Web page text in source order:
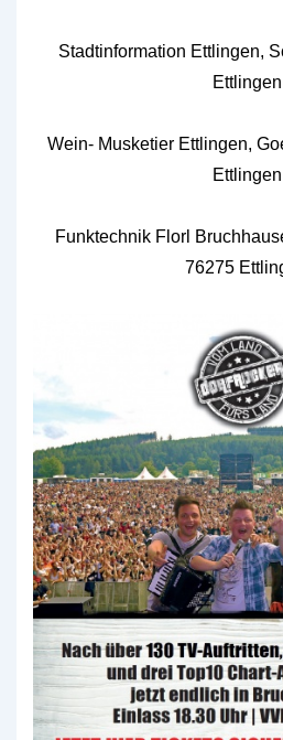
Stadtinformation Ettlingen,
Ettlingen
Wein- Musketier Ettlingen,
Ettlingen
Funktechnik Florl
76275